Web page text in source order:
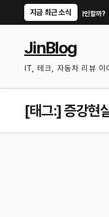
지금 최근 소식
리, 교체 전 무엇을 확인할까? 테
JinBlog
IT, 테크, 자동차 리뷰 이
[태그:]증강현